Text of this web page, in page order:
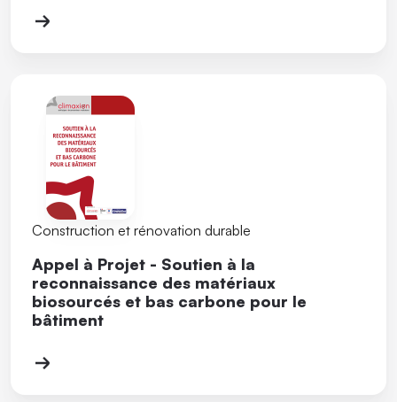
Construction et rénovation durable
Appel à Projet - Soutien à la
reconnaissance des matériaux
biosourcés et bas carbone pour le
bâtiment